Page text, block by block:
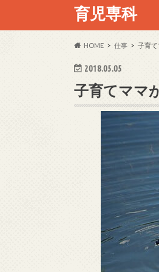
育児専科
HOME 仕事 子育て
2018.05.05
子育てママ